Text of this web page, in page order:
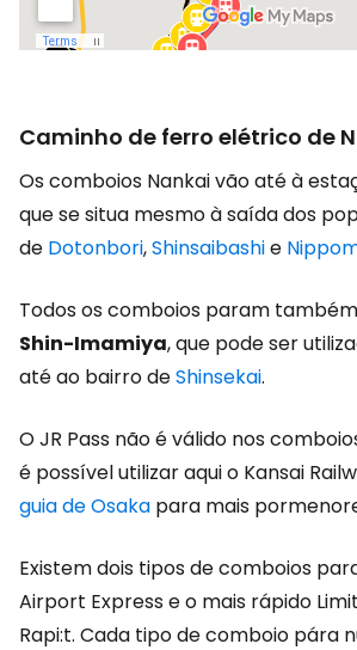
Caminho de ferro elétrico de
Os comboios Nankai vão até à
que se situa mesmo à saída dos
de Dotonbori,Shinsaibashie
Todos os comboios param
Shin-Imamiya, que pode ser
até ao bairro deShinsekai.
O JR Pass não é válido nos
é possível utilizar aqui o Kansai
guia de Osaka para mais
Existem dois tipos de comboios
Airport Express e o mais rápido
Rapi:t. Cada tipo de comboio pára